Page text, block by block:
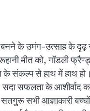
बनने के उमंग-उत्साह के
मीत को, गॉडली
के संकल्प से हाथ में हाथ
सफलता के आशीर्वाद
सतगुरू सभी आज्ञाकारी